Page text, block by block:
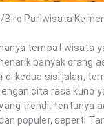
Biro Pariwisata
tempat wisata
banyak orang
di kedua sisi jalan,
cita rasa kuno
trendi. tentunya
populer, seperti